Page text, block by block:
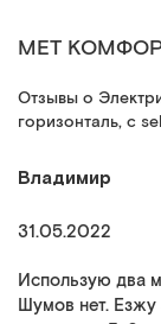
MET
Отзывы о
горизонталь, с
Владимир
31.05.2022
Использую два
Шумов нет. Езжу